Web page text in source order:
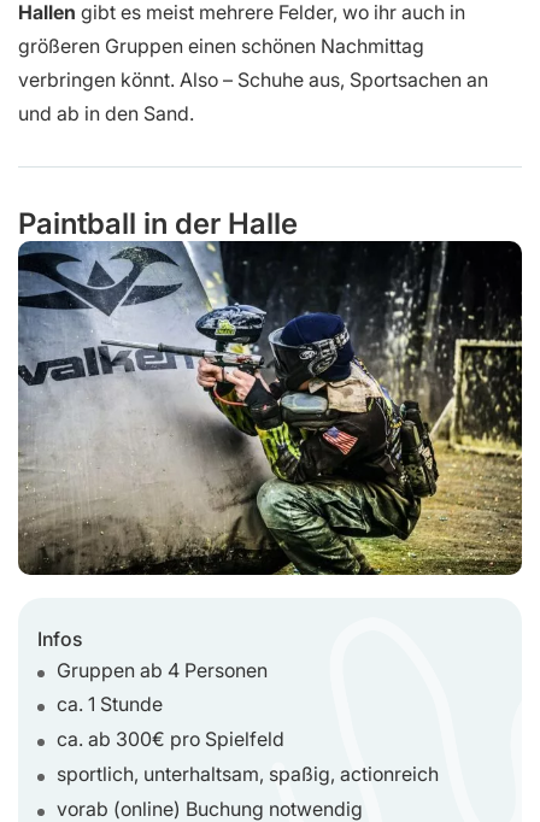
Hallen gibt es meist mehrere Felder, wo ihr auch in
größeren Gruppen einen schönen Nachmittag
verbringen könnt. Also – Schuhe aus, Sportsachen an
und ab in den Sand.
Paintball in der Halle
Infos
Gruppen ab 4 Personen
ca. 1 Stunde
ca. ab 300€ pro Spielfeld
sportlich, unterhaltsam, spaßig, actionreich
vorab (online) Buchung notwendig